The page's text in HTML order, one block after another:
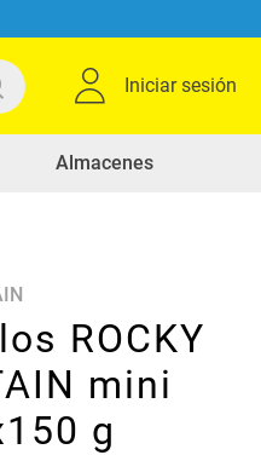
Iniciar sesión
Almacenes
ROCKY
mini
g